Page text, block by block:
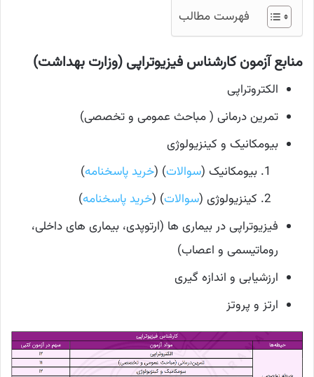
فهرست مطالب
منابع آزمون کارشناس فیزیوتراپی (وزارت بهداشت)
الکتروتراپی
تمرین درمانی ( مباحث عمومی و تخصصی)
بیومکانیک و کینزیولوژی
بیومکانیک (سوالات) (خرید پاسخنامه)
کینزیولوژی (سوالات) (خرید پاسخنامه)
فیزیوتراپی در بیماری ها (ارتوپدی، بیماری های داخلی،
روماتیسمی و اعصاب)
ارزشیابی و اندازه گیری
ارتز و پروتز